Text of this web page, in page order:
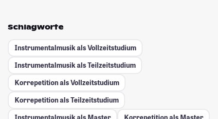
Schlagworte
Instrumentalmusik als Vollzeitstudium
Instrumentalmusik als Teilzeitstudium
Korrepetition als Vollzeitstudium
Korrepetition als Teilzeitstudium